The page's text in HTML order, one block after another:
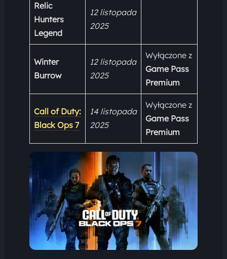
Relic
Hunters
Legend
12 listopada
2025
Winter
Burrow
12 listopada
2025
Wyłączone z
Game Pass
Premium
Call of Duty:
Black Ops 7
14 listopada
2025
Wyłączone z
Game Pass
Premium